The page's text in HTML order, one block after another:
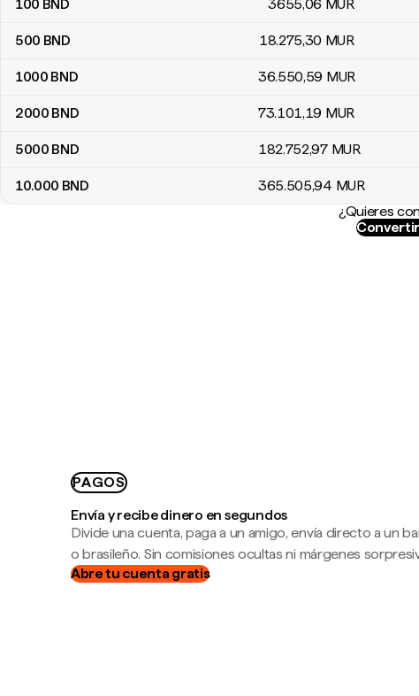
100 BND 3655,06 MUR
500 BND 18.275,30 MUR
1000 BND 36.550,59 MUR
2000 BND 73.101,19 MUR
5000 BND 182.752,97 MUR
10.000 BND 365.505,94 MUR
¿Quieres
Convertir
PAGOS
Envía y recibe dinero en segundos
Divide una cuenta, paga a un amigo, envía directo a un
o brasileño. Sin comisiones ocultas ni márgenes
Abre tu cuenta gratis